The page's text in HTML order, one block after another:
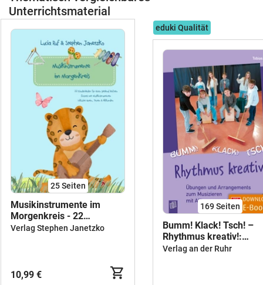
Unterrichtsmaterial
25Seiten
Musikinstrumente im
Morgenkreis - 22
Kinderlieder für einen
Verlag Stephen Janetzko
10,99 €
eduki Qualität
169Seiten
Bumm! Klack! Tsch! –
Rhythmus kreativ!:
Übungen und
Verlag an der Ruhr